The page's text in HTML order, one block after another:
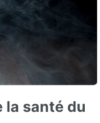
la santé du